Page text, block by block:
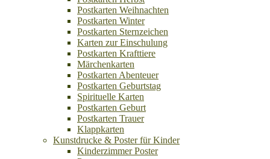
Postkarten Weihnachten
Postkarten Winter
Postkarten Sternzeichen
Karten zur Einschulung
Postkarten Krafttiere
Märchenkarten
Postkarten Abenteuer
Postkarten Geburtstag
Spirituelle Karten
Postkarten Geburt
Postkarten Trauer
Klappkarten
Kunstdrucke & Poster für Kinder
Kinderzimmer Poster